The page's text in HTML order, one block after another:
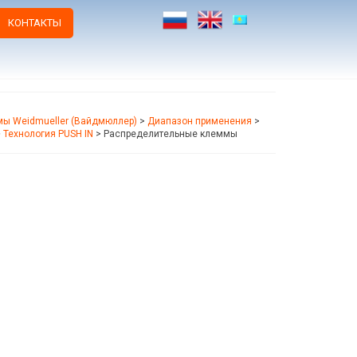
КОНТАКТЫ
Weidmueller (Вайдмюллер) > Диапазон применения >
Технология PUSH IN > Распределительные клеммы